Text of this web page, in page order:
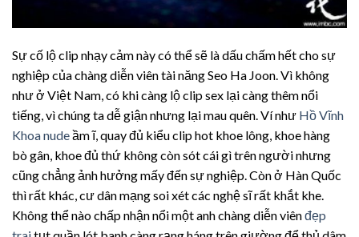
Sự cố lộ clip nhạy cảm này có thể sẽ là dấu chấm hết cho sự
nghiệp của chàng diễn viên tài năng Seo Ha Joon. Vì không
như ở Việt Nam, có khi càng lộ clip sex lại càng thêm nổi
tiếng, vì chúng ta dễ giận nhưng lại mau quên. Ví như Hồ Vĩnh
Khoa nudeầm ĩ, quay đủ kiểu clip hot khoe lông, khoe hàng
bò gân, khoe đủ thứ không còn sót cái gì trên người nhưng
cũng chẳng ảnh hưởng mấy đến sự nghiệp. Còn ở Hàn Quốc
thì rất khác, cư dân mạng soi xét các nghệ sĩ rất khắt khe.
Không thể nào chấp nhận nổi một anh chàng diễn viênđẹp